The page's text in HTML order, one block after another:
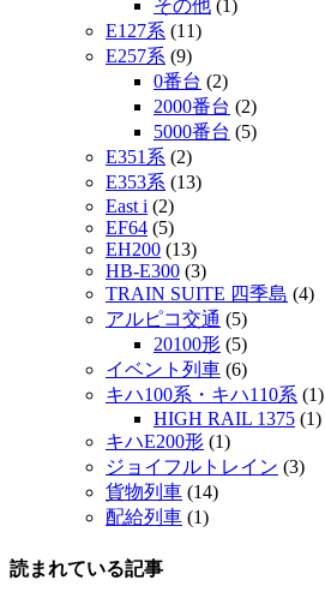
その他 (1)
E127系 (11)
E257系 (9)
0番台 (2)
2000番台 (2)
5000番台 (5)
E351系 (2)
E353系 (13)
East i (2)
EF64 (5)
EH200 (13)
HB-E300 (3)
TRAIN SUITE 四季島 (4)
アルピコ交通 (5)
20100形 (5)
イベント列車 (6)
キハ100系・キハ110系 (1)
HIGH RAIL 1375 (1)
キハE200形 (1)
ジョイフルトレイン (3)
貨物列車 (14)
配給列車 (1)
読まれている記事